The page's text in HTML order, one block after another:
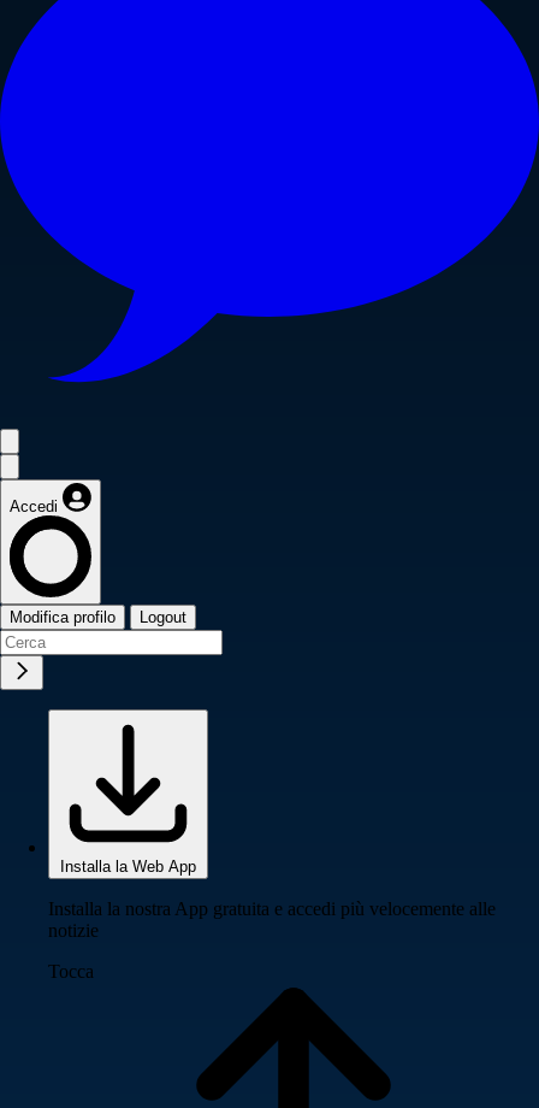
Accedi
Modifica profilo Logout
Installa la Web App
Installa la nostra App gratuita e accedi più velocemente alle
notizie
Tocca